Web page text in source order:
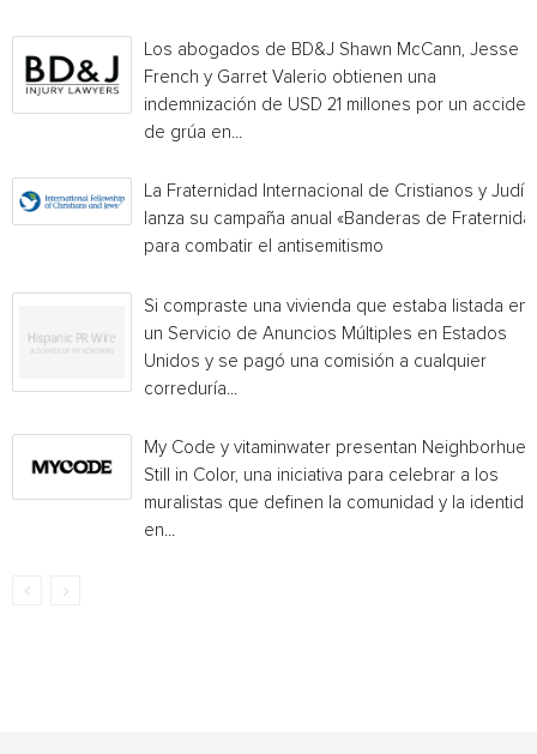
Los abogados de BD&J Shawn McCann, Jesse
French y Garret Valerio obtienen una
indemnización de USD 21 millones por un
de grúa en...
La Fraternidad Internacional de Cristianos y
lanza su campaña anual «Banderas de
para combatir el antisemitismo
Si compraste una vivienda que estaba listada en
un Servicio de Anuncios Múltiples en Estados
Unidos y se pagó una comisión a cualquier
correduría...
My Code y vitaminwater presentan Neighborhue:
Still in Color, una iniciativa para celebrar a los
muralistas que definen la comunidad y la
en...